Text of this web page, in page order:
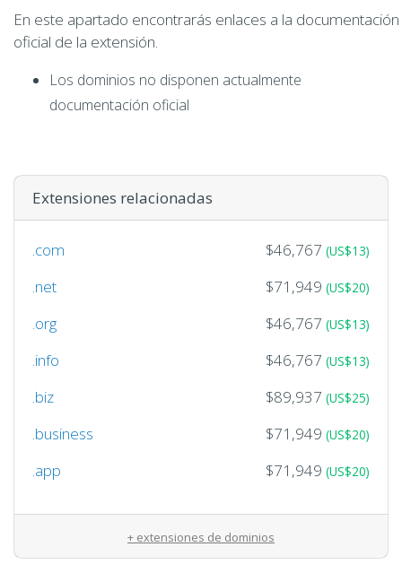
En este apartado encontrarás enlaces a la documentación
oficial de la extensión.
Los dominios no disponen actualmente
documentación oficial
Extensiones relacionadas
.com $46,767 (US$13)
.net $71,949 (US$20)
.org $46,767 (US$13)
.info $46,767 (US$13)
.biz $89,937 (US$25)
.business $71,949 (US$20)
.app $71,949 (US$20)
+ extensiones de dominios